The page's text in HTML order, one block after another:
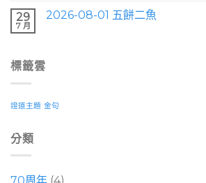
29
7 月
2026-08-01 五餅二魚
標籤雲
證道主題 金句
分類